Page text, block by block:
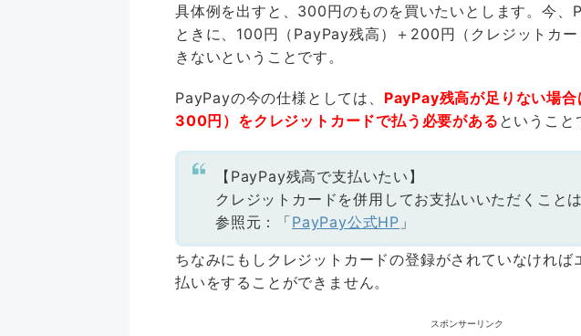
具体例を出すと、300円のものを買いたいとします。今、
ときに、100円（PayPay残高）＋200円（クレジットカ
きないということです。
PayPayの今の仕様としては、 PayPay残高が足りない場
300円）をクレジットカードで払う必要がある ということ
【PayPay残高で支払いたい】
クレジットカードを併用してお支払いいただくこと
参照元：「PayPay公式HP 」
ちなみにもしクレジットカードの登録がされていなければ
払いをすることができません。
スポンサーリンク